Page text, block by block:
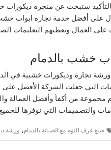
ستبحث عن منجرة
على أفضل خدمة نجاره ابواب خشب
على العمال ويعطيهم التعليمات
خشب بالدمام
نجارة وديكورات خشبية في
التي جعلت الشركة الأفضل على
مجموعة من أكفأ وأفضل
والتصميمات التي نوفرها
صبغ غرف النوم مع الصيانة بالدمام, ورشة